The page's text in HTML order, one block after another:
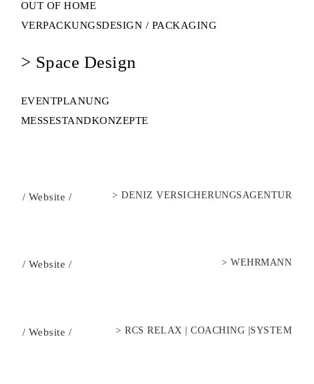
OUT OF HOME
VERPACKUNGSDESIGN / PACKAGING
> Space Design
EVENTPLANUNG
MESSESTANDKONZEPTE
/ Website / > DENIZ VERSICHERUNGSAGENTUR
/ Website / > WEHRMANN
/ Website / > RCS RELAX | COACHING |SYSTEM